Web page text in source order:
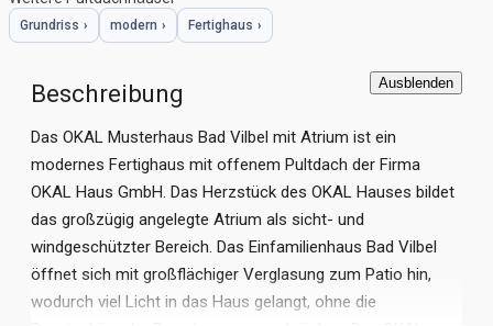
Grundriss › modern › Fertighaus ›
Beschreibung Ausblenden
Das OKAL Musterhaus Bad Vilbel mit Atrium ist ein
modernes Fertighaus mit offenem Pultdach der Firma
OKAL Haus GmbH. Das Herzstück des OKAL Hauses bildet
das großzügig angelegte Atrium als sicht- und
windgeschützter Bereich. Das Einfamilienhaus Bad Vilbel
öffnet sich mit großflächiger Verglasung zum Patio hin,
wodurch viel Licht in das Haus gelangt, ohne die